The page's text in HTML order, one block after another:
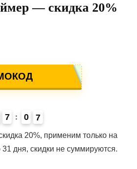
— скидка 20%
7 0
6
7
20%, применим только на
дня, скидки не суммируются.